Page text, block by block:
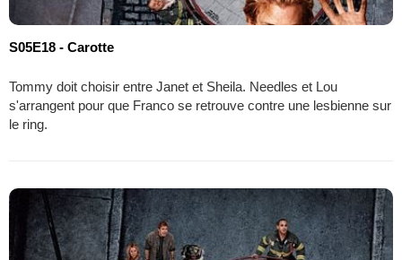
S05E18 - Carotte
Tommy doit choisir entre Janet et Sheila. Needles et Lou
s'arrangent pour que Franco se retrouve contre une lesbienne sur
le ring.